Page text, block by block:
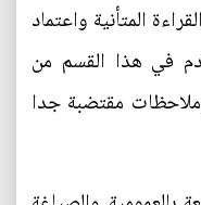
المتأنية واعتماد
في هذا القسم من
مقتضبة جدا